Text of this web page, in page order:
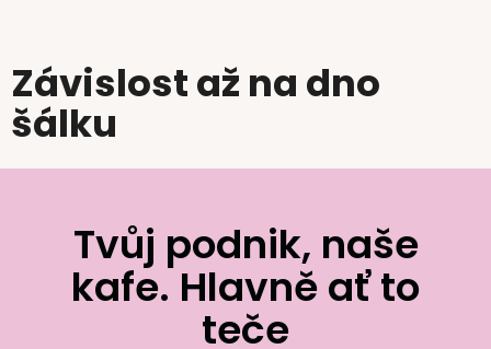
Závislost až na dno
šálku
Tvůj podnik, naše
kafe. Hlavně ať to
teče